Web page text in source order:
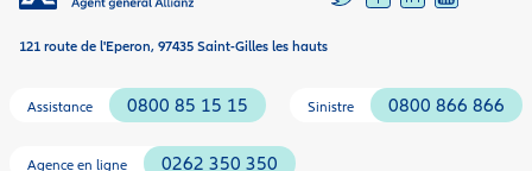
121 route de l'Eperon, 97435 Saint-Gilles les hauts
Assistance 0800 85 15 15 Sinistre 0800 866 866
Agence en ligne 0262 350 350